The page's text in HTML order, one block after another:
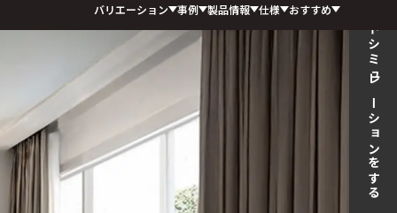
バリエーション 事例 製品情報 仕様 おすすめ レイアウトシミュレーションをする